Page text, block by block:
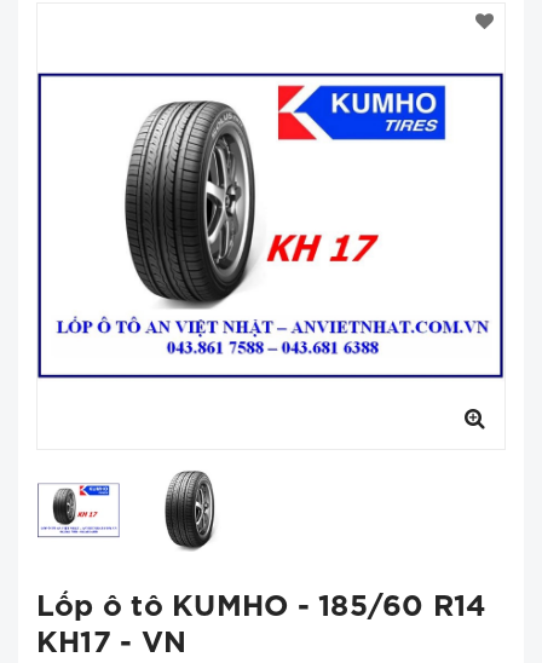
Lốp ô tô KUMHO - 185/60 R14
KH17 - VN